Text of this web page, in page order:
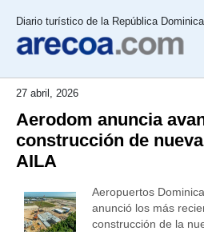
Diario turístico de la República
27 abril, 2026
Aerodom anuncia
construcción de
AILA
Aeropuertos
anunció los más
construcción de la